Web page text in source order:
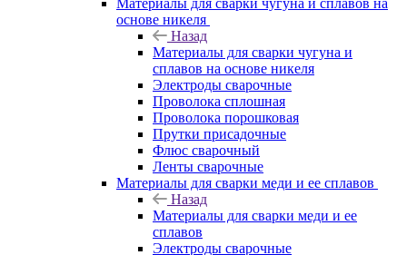
Материалы для сварки чугуна и сплавов на
основе никеля
Назад
Материалы для сварки чугуна и
сплавов на основе никеля
Электроды сварочные
Проволока сплошная
Проволока порошковая
Прутки присадочные
Флюс сварочный
Ленты сварочные
Материалы для сварки меди и ее сплавов
Назад
Материалы для сварки меди и ее
сплавов
Электроды сварочные